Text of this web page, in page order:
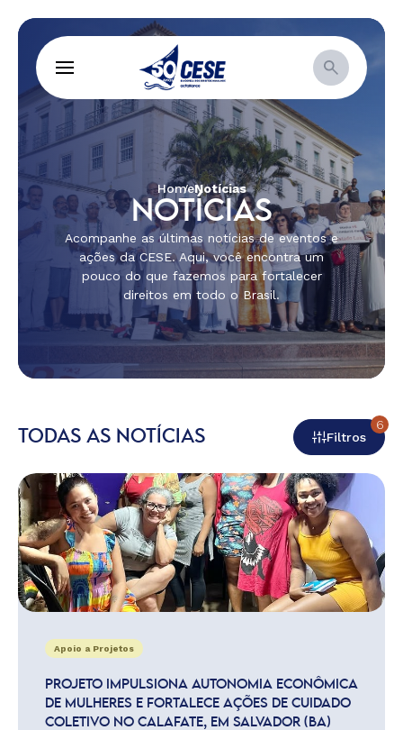
HomeNotícias
NOTÍCIAS
Acompanhe as últimas notícias de eventos e
ações da CESE. Aqui, você encontra um
pouco do que fazemos para fortalecer
direitos em todo o Brasil.
TODAS AS NOTÍCIAS Filtros
6
Apoio a Projetos
PROJETO IMPULSIONA AUTONOMIA ECONÔMICA
DE MULHERES E FORTALECE AÇÕES DE CUIDADO
COLETIVO NO CALAFATE, EM SALVADOR (BA)